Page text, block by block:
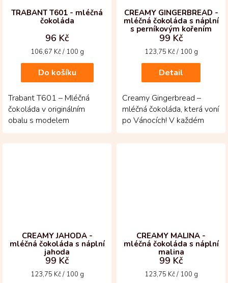
TRABANT T601 - mléčná
čokoláda
96 Kč
Měrná
106,67 Kč / 100 g
Do košíku
Trabant T601 – Mléčná
čokoláda v originálním
obalu s modelem
legendárního auta! Krémová
50% čokoláda z
CREAMY GINGERBREAD -
mléčná čokoláda s náplní
s perníkovým kořením
99 Kč
Měrná
123,75 Kč / 100 g
Detail
Creamy Gingerbread –
mléčná čokoláda, která voní
po Vánocích! V každém
kousku se setkává jemná
mléčná čokoláda s...
CREAMY JAHODA -
mléčná čokoláda s náplní
jahoda
99 Kč
Měrná
123,75 Kč / 100 g
CREAMY MALINA -
mléčná čokoláda s náplní
malina
99 Kč
Měrná
123,75 Kč / 100 g